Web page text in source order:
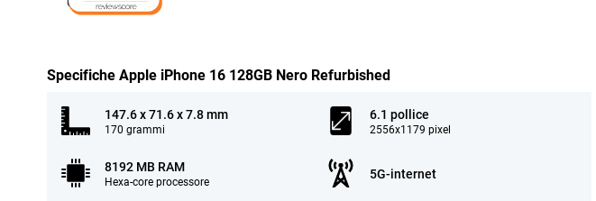
Specifiche Apple iPhone 16 128GB Nero Refurbished
147.6 x 71.6 x 7.8 mm
170 grammi
6.1 pollice
2556x1179 pixel
8192 MB RAM
Hexa-core processore
5G-internet